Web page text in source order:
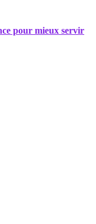
pour mieux servir